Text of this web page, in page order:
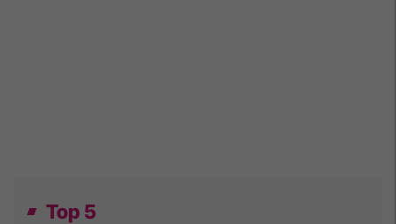
Top 5